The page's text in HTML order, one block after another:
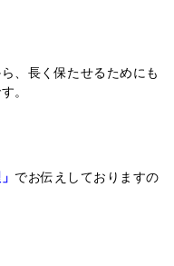
、長く保たせるためにも
。
でお伝えしておりますの